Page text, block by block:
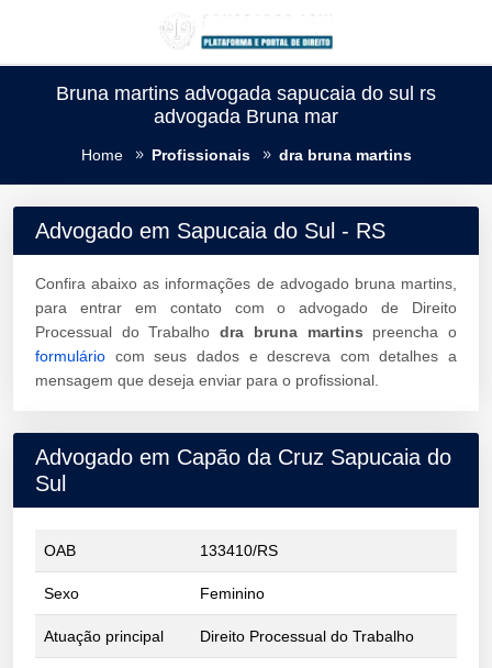
Bruna martins advogada sapucaia do sul rs
advogada Bruna mar
Home Profissionais dra bruna martins
Advogado em Sapucaia do Sul - RS
Confira abaixo as informações de advogado bruna martins,
para entrar em contato com o advogado de Direito
Processual do Trabalhodra bruna martins preencha o
formulário com seus dados e descreva com detalhes a
mensagem que deseja enviar para o profissional.
Advogado em Capão da Cruz Sapucaia do
Sul
OAB 133410/RS
Sexo Feminino
Atuação principal Direito Processual do Trabalho